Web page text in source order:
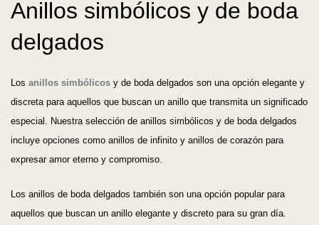
Anillos simbólicos y de boda
delgados
Los anillos simbólicos y de boda delgados son una opción elegante y
discreta para aquellos que buscan un anillo que transmita un significado
especial. Nuestra selección de anillos simbólicos y de boda delgados
incluye opciones como anillos de infinito y anillos de corazón para
expresar amor eterno y compromiso.
Los anillos de boda delgados también son una opción popular para
aquellos que buscan un anillo elegante y discreto para su gran día.